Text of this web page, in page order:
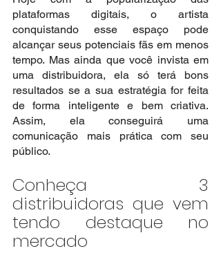
plataformas digitais, o artista
conquistando esse espaço pode
alcançar seus potenciais fãs em menos
tempo. Mas ainda que você invista em
uma distribuidora, ela só terá bons
resultados se a sua estratégia for feita
de forma inteligente e bem criativa.
Assim, ela conseguirá uma
comunicação mais prática com seu
público.
Conheça 3
distribuidoras que vem
tendo destaque no
mercado